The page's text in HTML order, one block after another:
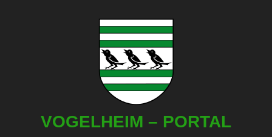
VOGELHEIM – PORTAL